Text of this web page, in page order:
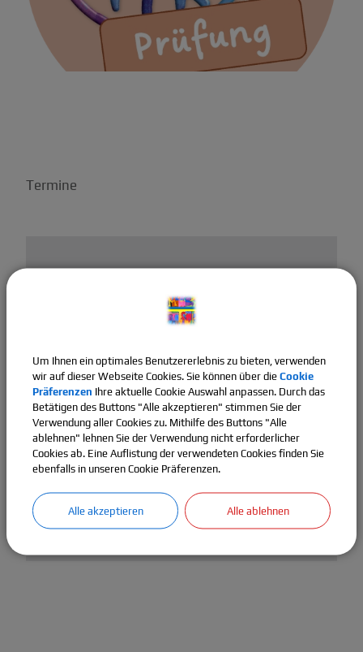
Termine
OpenStreetMap wird
derzeit nicht angezeigt
Bitte aktivieren Sie "OpenStreetMap" in Ihren Cookie
Einstellungen.
Cookies Anpassen
Um Ihnen ein optimales Benutzererlebnis zu bieten, verwenden
wir auf dieser Webseite Cookies. Sie können über die Cookie
Präferenzen Ihre aktuelle Cookie Auswahl anpassen. Durch das
Betätigen des Buttons "Alle akzeptieren" stimmen Sie der
Verwendung aller Cookies zu. Mithilfe des Buttons "Alle
ablehnen" lehnen Sie der Verwendung nicht erforderlicher
Cookies ab. Eine Auflistung der verwendeten Cookies finden Sie
ebenfalls in unseren Cookie Präferenzen.
Alle akzeptieren Alle ablehnen